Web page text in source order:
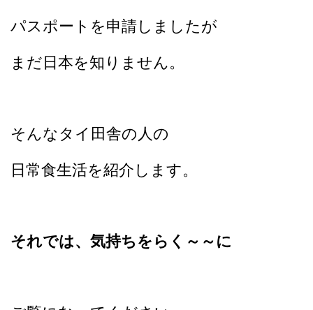
パスポートを申請しましたが
まだ日本を知りません。
そんなタイ田舎の人の
日常食生活を紹介します。
それでは、気持ちをらく～～に